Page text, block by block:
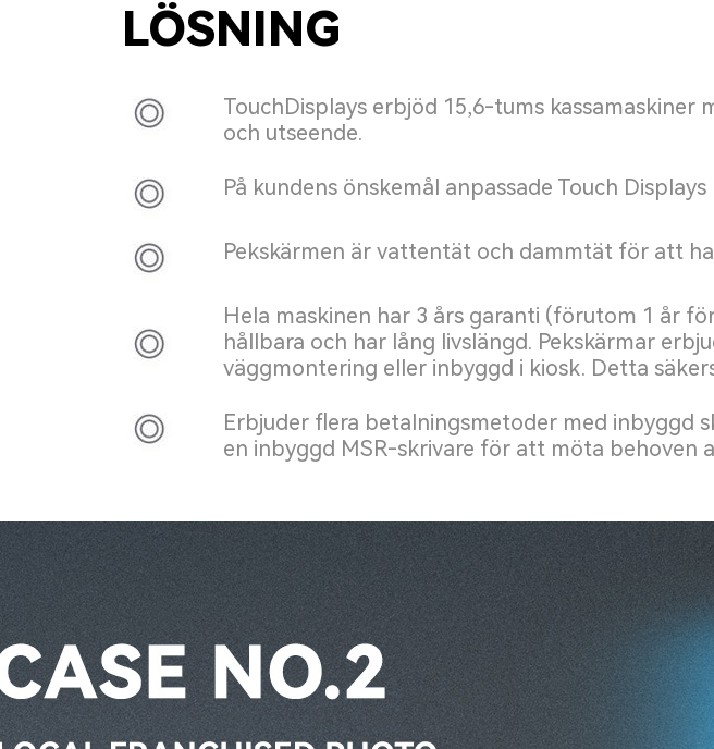
LÖSNING
TouchDisplays erbjöd 15,6-tums
och utseende.
På kundens önskemål anpassade Touch
Pekskärmen är vattentät och dammtät för att
Hela maskinen har 3 års garanti (förutom 1 år
hållbara och har lång livslängd. Pekskärmar
väggmontering eller inbyggd i kiosk. Detta
Erbjuder flera betalningsmetoder med inbyggd
en inbyggd MSR-skrivare för att möta behoven